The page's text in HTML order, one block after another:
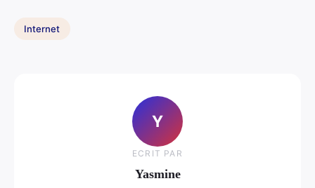
Internet
Y
ECRIT PAR
Yasmine